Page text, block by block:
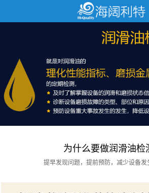
为什么要做润滑油检
提早发现问题，提前预防，减少设备